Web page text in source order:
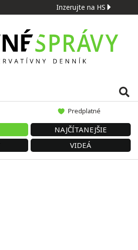
Inzerujte na HS
Predplatné
NAJČÍTANEJŠIE
VIDEÁ